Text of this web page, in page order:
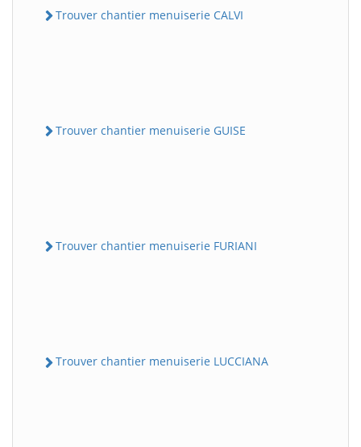
Trouver chantier menuiserie CALVI
Trouver chantier menuiserie GUISE
Trouver chantier menuiserie FURIANI
Trouver chantier menuiserie LUCCIANA